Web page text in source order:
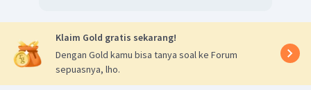
Klaim Gold gratis sekarang!
Dengan Gold kamu bisa tanya soal ke Forum
sepuasnya, lho.